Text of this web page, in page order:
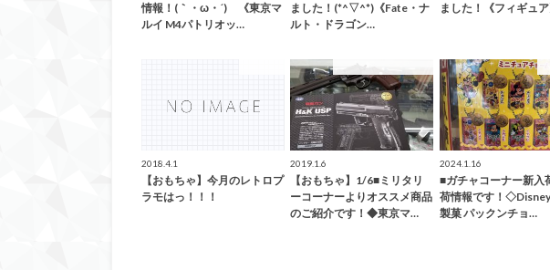
情報！(｀・ω・´)ゞ《東京マ
ルイ M4パトリオッ…
ました！(*^▽^*)《Fate・ナ
ルト・ドラゴン…
ました！《フィギュ
2018.4.1
【おもちゃ】今月のレトロプ
ラモはっ！！！
2019.1.6
【おもちゃ】1/6■ミリタリ
ーコーナーよりオススメ商品
のご紹介です！◆東京マ…
2024.1.16
■ガチャコーナー新入
荷情報です！
製菓 パックンチョ…